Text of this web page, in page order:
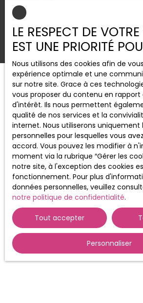
LE RESPECT DE
EST UNE PRIORITÉ
Nous utilisons des cookies afin de
expérience optimale et une
sur notre site. Grace à ces
vous proposer du contenu en
d'intérêt. Ils nous permettent
qualité de nos services et la
internet. Nous utiliserons uniquement
personnelles pour lesquelles vous
accord. Vous pouvez les modifier à
moment via la rubrique ″Gérer les
notre site, à l'exception des cookies
fonctionnement. Pour plus
données personnelles, veuillez
notre politique de confidentialité.
Tout accepter
Personnaliser